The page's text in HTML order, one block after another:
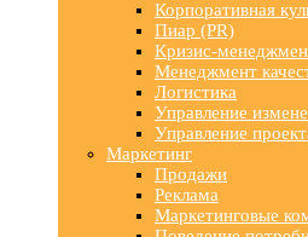
Корпоративная
Пиар (PR)
Кризис-
Менеджмент
Логистика
Управление
Управление
Маркетинг
Продажи
Реклама
Маркетинговые